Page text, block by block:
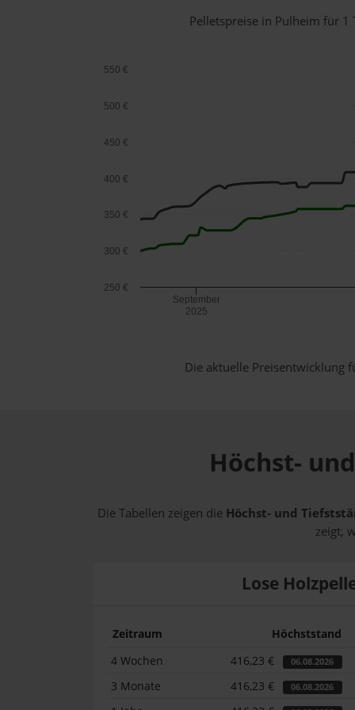
Pelletspreise in Pulheim für 1
September
2025
250 €
300 €
350 €
400 €
450 €
500 €
550 €
Die aktuelle Preisentwicklung
Höchst-
Die Tabellen zeigen die Höchst- und
zeigt,
Lose
Zeitraum Höchststand
4 Wochen
416,23 € 06.08.2026
3 Monate 416,23 € 06.08.2026